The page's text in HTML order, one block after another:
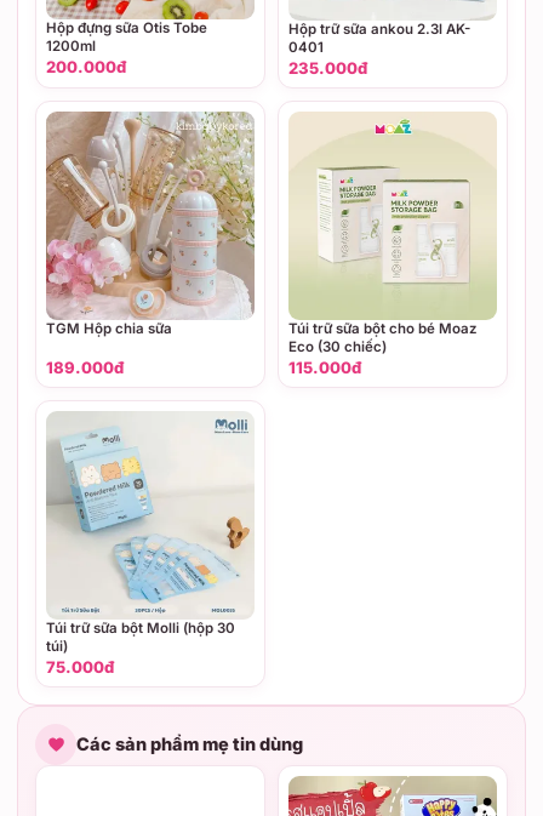
Hộp đựng sữa Otis Tobe
1200ml
200.000đ
Hộp trữ sữa ankou 2.3l AK-
0401
235.000đ
TGM Hộp chia sữa
189.000đ
Túi trữ sữa bột cho bé Moaz
Eco (30 chiếc)
115.000đ
Túi trữ sữa bột Molli (hộp 30
túi)
75.000đ
Các sản phẩm mẹ tin dùng